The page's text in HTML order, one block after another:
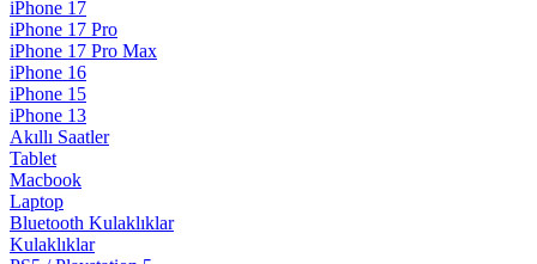
iPhone 17
iPhone 17 Pro
iPhone 17 Pro Max
iPhone 16
iPhone 15
iPhone 13
Akıllı Saatler
Tablet
Macbook
Laptop
Bluetooth Kulaklıklar
Kulaklıklar